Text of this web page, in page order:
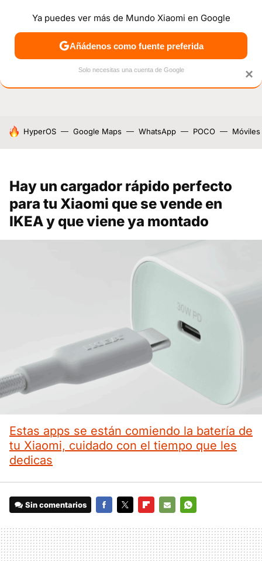
NOTICIAS MÓVILES TUTORIALES OFERTAS
HOY SE HABLA DE
HyperOS Google Maps WhatsApp POCO Móviles
Hay un cargador rápido perfecto
para tu Xiaomi que se vende en
IKEA y que viene ya montado
Estas apps se están comiendo la batería de
tu Xiaomi, cuidado con el tiempo que les
dedicas
Sin comentarios
MAIL
×
Ya puedes ver más de Mundo Xiaomi en Google
Añádenos como fuente preferida
Solo necesitas una cuenta de Google